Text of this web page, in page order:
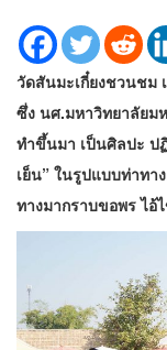
วัดสันมะเกี๋ยงชวนชม
ซึ่ง นศ.มหาวิทยาลัยม
ทำขึ้นมา เป็นศิลปะ ป
เย็น” ในรูปแบบท่าทา
ทางมากราบขอพร ไอ้